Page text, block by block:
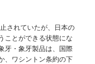
されていたが、日本の
ことができる状態にな
牙・象牙製品は、国際
、ワシントン条約の下